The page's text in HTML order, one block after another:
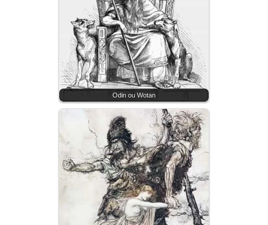
Odin ou Wotan